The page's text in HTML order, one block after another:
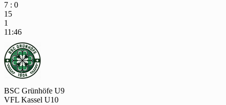
7 : 0
15
1
11:46
BSC Grünhöfe U9
VFL Kassel U10